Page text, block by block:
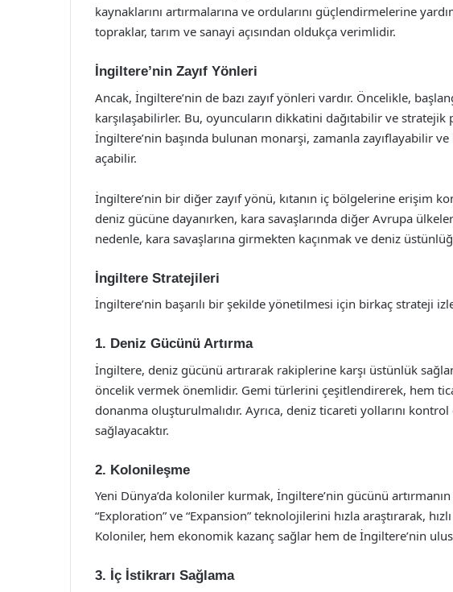
kaynaklarını artırmalarına ve ordularını güçlendirmelerine
topraklar, tarım ve sanayi açısından oldukça verimlidir.
İngiltere’nin Zayıf Yönleri
Ancak, İngiltere’nin de bazı zayıf yönleri vardır. Öncelikle,
karşılaşabilirler. Bu, oyuncuların dikkatini dağıtabilir ve stratejik
İngiltere’nin başında bulunan monarşi, zamanla zayıflayabilir
açabilir.
İngiltere’nin bir diğer zayıf yönü, kıtanın iç bölgelerine erişim
deniz gücüne dayanırken, kara savaşlarında diğer Avrupa
nedenle, kara savaşlarına girmekten kaçınmak ve deniz
İngiltere Stratejileri
İngiltere’nin başarılı bir şekilde yönetilmesi için birkaç strateji
1. Deniz Gücünü Artırma
İngiltere, deniz gücünü artırarak rakiplerine karşı üstünlük
öncelik vermek önemlidir. Gemi türlerini çeşitlendirerek, hem
donanma oluşturulmalıdır. Ayrıca, deniz ticareti yollarını
sağlayacaktır.
2. Kolonileşme
Yeni Dünya’da koloniler kurmak, İngiltere’nin gücünü
“Exploration” ve “Expansion” teknolojilerini hızla araştırarak,
Koloniler, hem ekonomik kazanç sağlar hem de İngiltere’nin
3. İç İstikrarı Sağlama